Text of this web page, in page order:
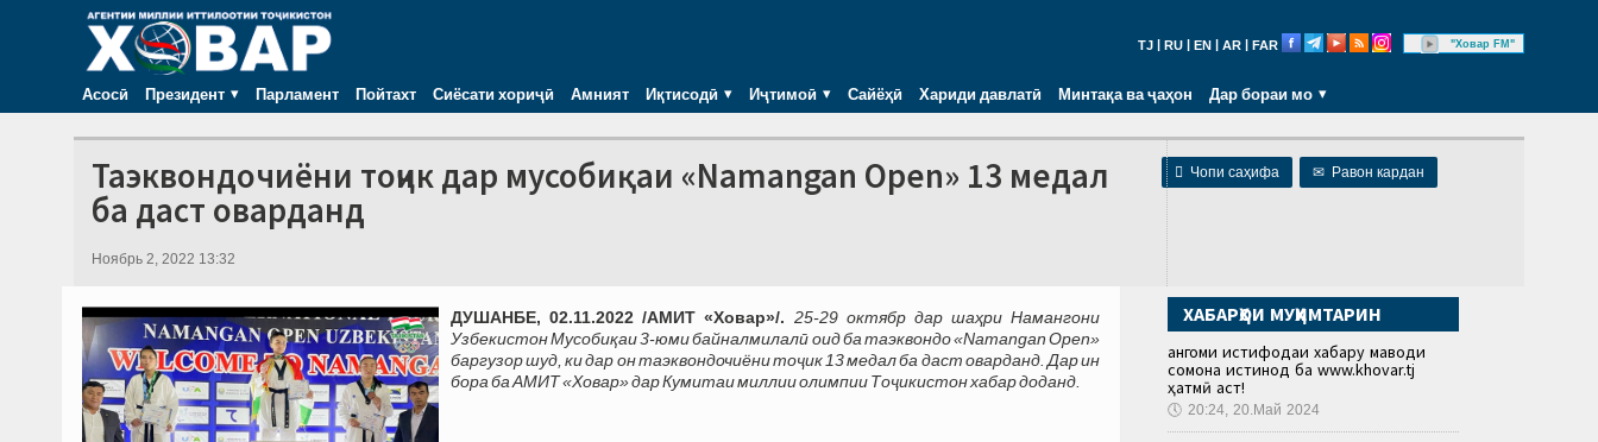
TJ RU EN AR FAR "Ховар FM"
Асосӣ Президент Парламент Пойтахт Сиёсати хориҷӣ Амният Иқтисодӣ Иҷтимоӣ Сайёҳӣ Хариди давлатӣ Минтақа ва ҷаҳон Дар бораи мо
 Чопи саҳифа ✉ Равон кардан
Таэквондочиёни тоҷик дар мусобиқаи «Namangan Open» 13 медал
ба даст оварданд
Ноябрь 2, 2022 13:32
ДУШАНБЕ, 02.11.2022 /АМИТ «Ховар»/. 25-29 октябр дар шаҳри Намангони
Узбекистон Мусобиқаи 3-юми байналмилалӣ оид ба таэквондо «Namangan Open»
баргузор шуд, ки дар он таэквондочиёни тоҷик 13 медал ба даст оварданд. Дар ин
бора ба АМИТ «Ховар» дар Кумитаи миллии олимпии Тоҷикистон хабар доданд.
ХАБАРҲОИ МУҲИМТАРИН
Ҳангоми истифодаи хабару маводи
сомона истинод ба www.khovar.tj
ҳатмӣ аст!
🕔 20:24, 20.Май 2024